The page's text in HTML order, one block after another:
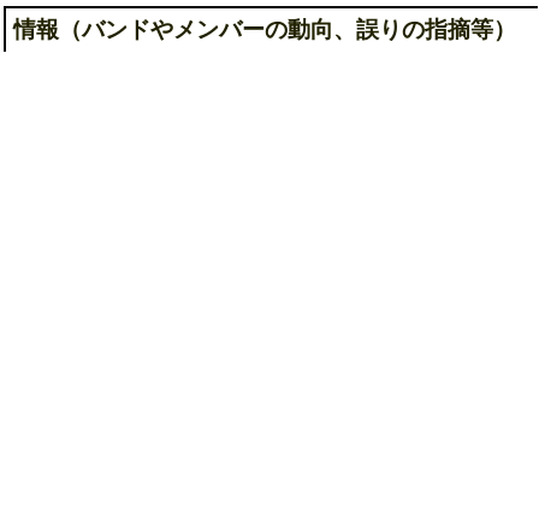
情報（バンドやメンバーの動向、誤りの指摘等）